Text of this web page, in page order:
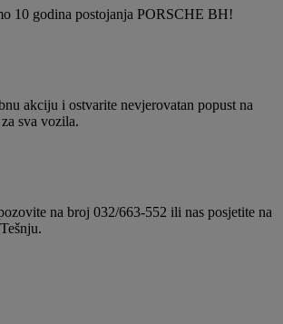
10 godina postojanja PORSCHE BH!
akciju i ostvarite nevjerovatan popust na
sva vozila.
na broj 032/663-552 ili nas posjetite na